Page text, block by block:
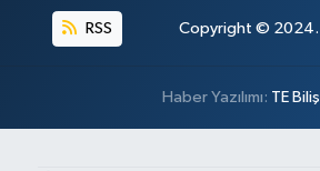
RSS Copyright © 2024.
Haber Yazılımı: TE